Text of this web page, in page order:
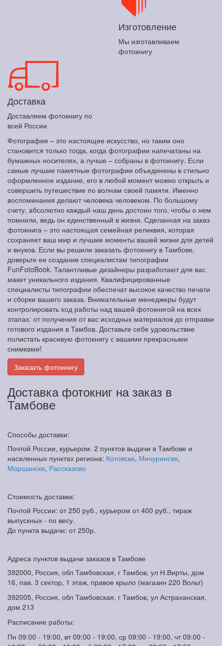
Изготовление
Мы изготавливаем
фотокнигу
Доставка
Доставляем фотокнигу по
всей России
Фотография – это настоящее искусство, но таким оно
становится только тогда, когда фотографии напечатаны на
бумажных носителях, а лучше – собраны в фотокнигу. Если
самые лучшие памятные фотографии объединены в стильно
оформленное издание, его в любой момент можно открыть и
совершить путешествие по волнам своей памяти. Именно
воспоминания делают человека человеком. По большому
счету, абсолютно каждый наш день достоин того, чтобы о нем
помнили, ведь он единственный в жизни. Сделанная на заказ
фотокнига – это настоящая семейная реликвия, которая
сохраняет ваш мир и лучшие моменты вашей жизни для детей
и внуков. Если вы решили заказать фотокнигу в Тамбове,
доверьте ее создание специалистам типографии
FunFotoBook. Талантливые дизайнеры разработают для вас
макет уникального издания. Квалифицированные
специалисты типографии обеспечат высокое качество печати
и сборки вашего заказа. Внимательные менеджеры будут
контролировать ход работы над вашей фотокнигой на всех
этапах: от получения от вас исходных материалов до отправки
готового издания в Тамбов. Доставьте себе удовольствие
полистать красивую фотокнигу с вашими прекрасными
снимками!
Заказать фотокнигу
Доставка фотокниг на заказ в
Тамбове
Способы доставки:
Почтой России, курьером. 2 пунктов выдачи в Тамбове и
населенных пунктах региона: Котовске, Мичуринске,
Моршанске, Рассказово
Стоимость доставки:
Почтой России: от 250 руб., курьером от 400 руб., тираж
выпускных - по весу.
До пункта выдачи: от 250р.
Адреса пунктов выдачи заказов в Тамбове
392000, Россия, обл Тамбовская, г Тамбов, ул Н.Вирты, дом
16, пав. 3 сектор, 1 этаж, правое крыло (магазин 220 Вольт)
392005, Россия, обл Тамбовская, г Тамбов, ул Астраханская,
дом 213
Расписание работы:
Пн 09:00 - 19:00, вт 09:00 - 19:00, ср 09:00 - 19:00, чт 09:00 -